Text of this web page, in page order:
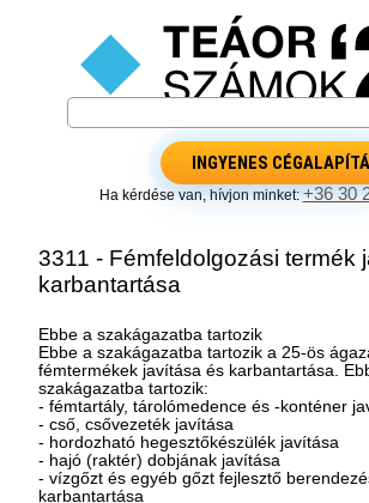
INGYENES
Ha kérdése van, hívjon minket:+36 30
3311 - Fémfeldolgozási termék
karbantartása
Ebbe a szakágazatba tartozik
Ebbe a szakágazatba tartozik a 25-ös
fémtermékek javítása és karbantartása.
szakágazatba tartozik:
- fémtartály, tárolómedence és -konténer
- cső, csővezeték javítása
- hordozható hegesztőkészülék javítása
- hajó (raktér) dobjának javítása
- vízgőzt és egyéb gőzt fejlesztő
karbantartása